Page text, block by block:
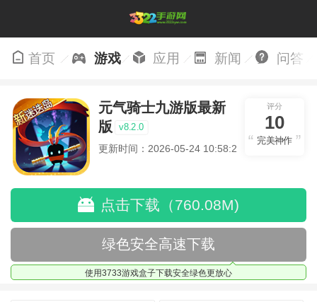
首页 游戏 应用 新闻 问答
元气骑士九游版最新
版
v8.2.0
更新时间：2026-05-24 10:58:25
评分
10
完美神作
点击下载（760.08M)
绿色安全高速下载
使用3733游戏盒子下载安全绿色更放心